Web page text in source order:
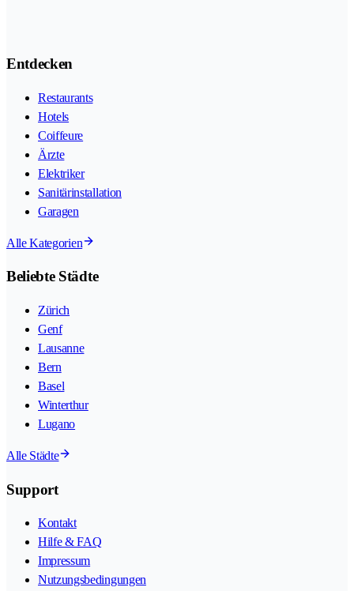
Entdecken
Restaurants
Hotels
Coiffeure
Ärzte
Elektriker
Sanitärinstallation
Garagen
Alle Kategorien
Beliebte Städte
Zürich
Genf
Lausanne
Bern
Basel
Winterthur
Lugano
Alle Städte
Support
Kontakt
Hilfe & FAQ
Impressum
Nutzungsbedingungen